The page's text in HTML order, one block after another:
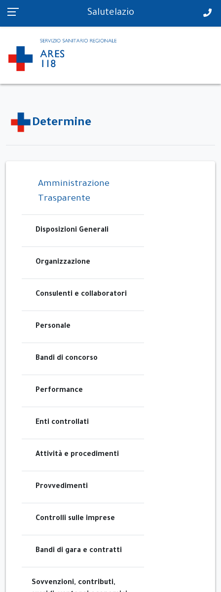
PS in tempo reale Salutelazio
Determine
Amministrazione
Trasparente
Disposizioni Generali
Organizzazione
Consulenti e collaboratori
Personale
Bandi di concorso
Performance
Enti controllati
Attività e procedimenti
Provvedimenti
Controlli sulle imprese
Bandi di gara e contratti
Sovvenzioni, contributi,